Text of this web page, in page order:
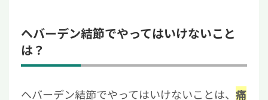
ヘバーデン結節でやってはいけないこと
は？
ヘバーデン結節でやってはいけないことは、 痛